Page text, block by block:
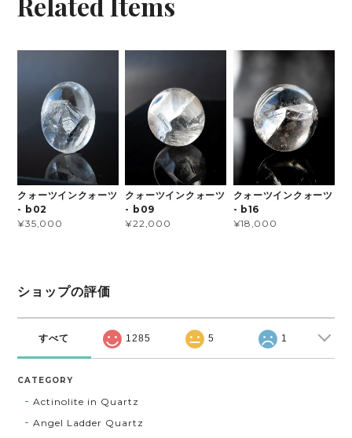
クォーツインクォーツ
- b02
¥35,000
クォーツインクォーツ
- b09
¥22,000
クォーツインクォーツ
- b16
¥18,000
ショップの評価
すべて 1285 5 1
CATEGORY
Actinolite in Quartz
Angel Ladder Quartz